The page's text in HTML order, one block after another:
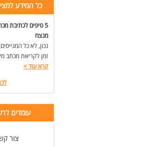
כל המידע
5 טיפים לכתיבת
מנצח
נכון, לא כל
זמן לקריאת מכתב
קרא עוד>
עומדים
צור